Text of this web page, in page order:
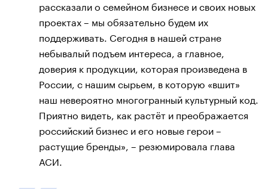
рассказали о семейном бизнесе и своих новых
проектах – мы обязательно будем их
поддерживать. Сегодня в нашей стране
небывалый подъем интереса, а главное,
доверия к продукции, которая произведена в
России, с нашим сырьем, в которую «вшит»
наш невероятно многогранный культурный код.
Приятно видеть, как растёт и преображается
российский бизнес и его новые герои –
растущие бренды», – резюмировала глава
АСИ.